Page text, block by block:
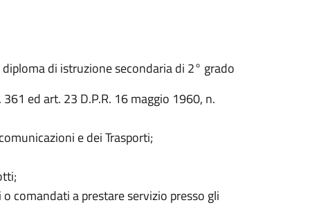
di istruzione secondaria di 2° grado
ed art. 23 D.P.R. 16 maggio 1960, n.
e dei Trasporti;
comandati a prestare servizio presso gli